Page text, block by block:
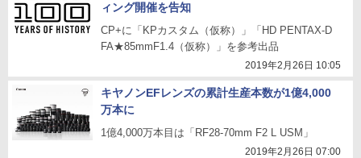
ィング開催を告知
CP+に「KPカスタム（仮称）」「HD PENTAX-D
FA★85mmF1.4（仮称）」を参考出品
2019年2月26日 10:05
キヤノンEFレンズの累計生産本数が1億4,000
万本に
1億4,000万本目は「RF28-70mm F2 L USM」
2019年2月26日 07:00